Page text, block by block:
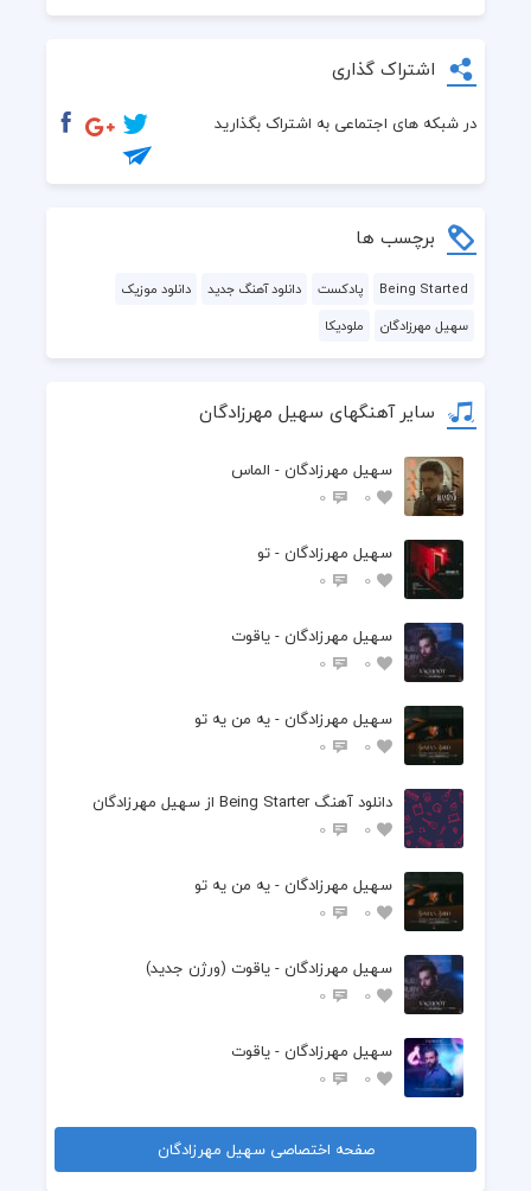
اشتراک گذاری
در شبکه های اجتماعی به اشتراک بگذارید
برچسب ها
Being Started پادکست دانلود آهنگ جدید
دانلود موزیک
سهیل مهرزادگان
ملودیکا
سایر آهنگهای سهیل مهرزادگان
سهیل مهرزادگان - الماس
0
0
سهیل مهرزادگان - تو
0
0
سهیل مهرزادگان - یاقوت
0
0
سهیل مهرزادگان - یه من یه تو
0
0
دانلود آهنگ Being Starter از سهیل مهرزادگان
0
0
سهیل مهرزادگان - یه من یه تو
0
0
سهیل مهرزادگان - یاقوت (ورژن جدید)
0
0
سهیل مهرزادگان - یاقوت
0
0
صفحه اختصاصی سهیل مهرزادگان